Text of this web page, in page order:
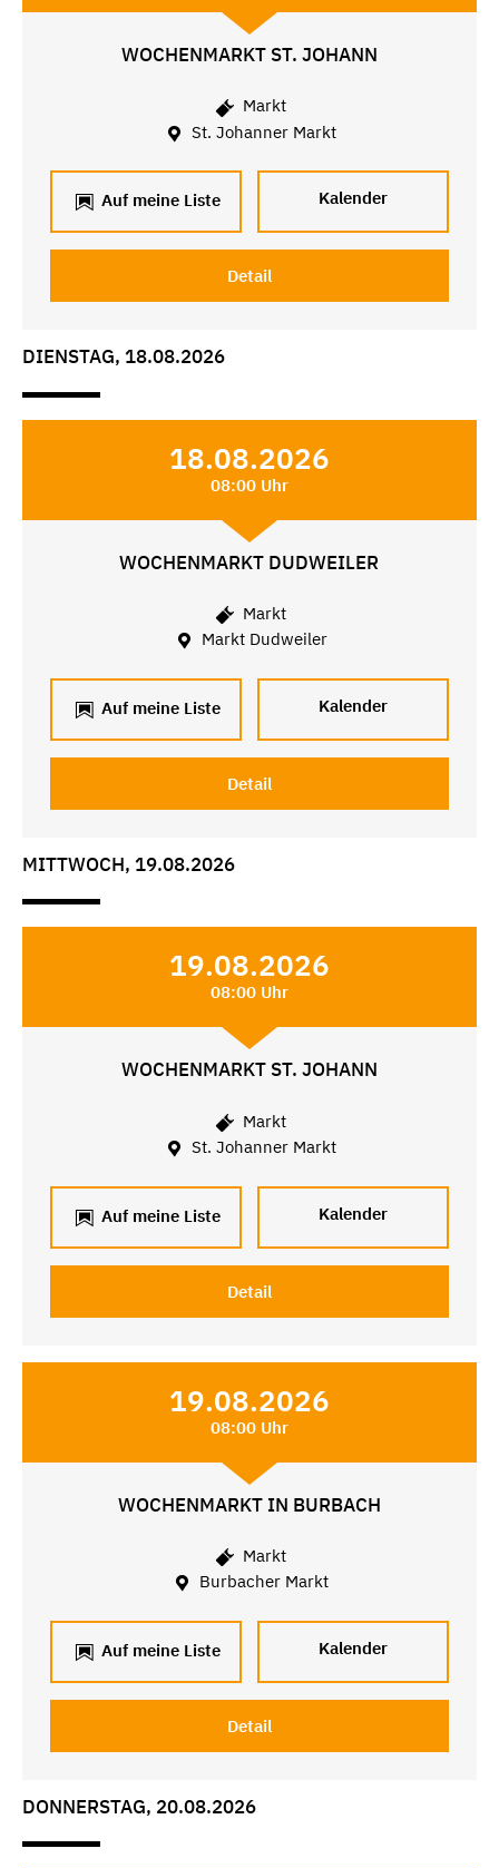
WOCHENMARKT ST. JOHANN
Markt
St. Johanner Markt
Auf meine Liste Kalender
Detail
DIENSTAG, 18.08.2026
18.08.2026
08:00 Uhr
WOCHENMARKT DUDWEILER
Markt
Markt Dudweiler
Auf meine Liste Kalender
Detail
MITTWOCH, 19.08.2026
19.08.2026
08:00 Uhr
WOCHENMARKT ST. JOHANN
Markt
St. Johanner Markt
Auf meine Liste Kalender
Detail
19.08.2026
08:00 Uhr
WOCHENMARKT IN BURBACH
Markt
Burbacher Markt
Auf meine Liste Kalender
Detail
DONNERSTAG, 20.08.2026